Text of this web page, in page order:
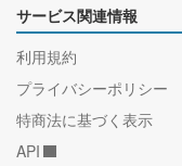
サービス関連情報
利用規約
プライバシーポリシー
特商法に基づく表示
API